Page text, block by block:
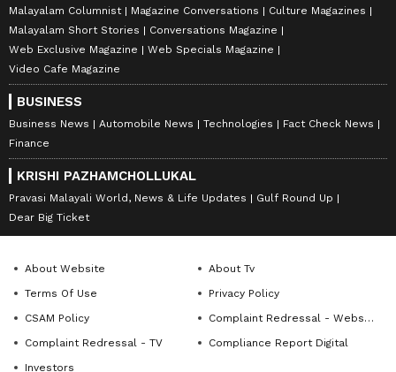
Malayalam Columnist
Magazine Conversations
Culture Magazines
Malayalam Short Stories
Conversations Magazine
Web Exclusive Magazine
Web Specials Magazine
Video Cafe Magazine
BUSINESS
Business News Automobile News Technologies
Fact Check News
Finance
KRISHI PAZHAMCHOLLUKAL
Pravasi Malayali World, News & Life Updates
Gulf Round Up
Dear Big Ticket
About Website
About Tv
Terms Of Use
Privacy Policy
CSAM Policy
Complaint Redressal - Website
Complaint Redressal - TV
Compliance Report Digital
Investors